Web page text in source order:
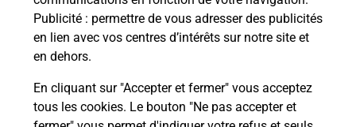
Publicité : permettre de vous adresser des publicités
en lien avec vos centres d’intérêts sur notre site et
en dehors.
En cliquant sur "Accepter et fermer" vous acceptez
tous les cookies. Le bouton "Ne pas accepter et
Comment est installée la
téléassistance classique ?
Localiser Liste
Liste - téléassistance